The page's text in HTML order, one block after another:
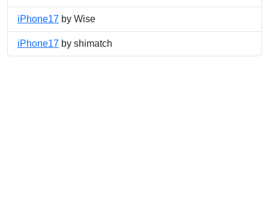
iPhone17 by Wise
iPhone17 by shimatch